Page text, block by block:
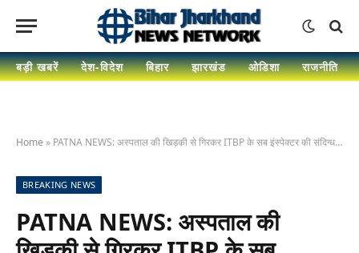
बड़ी खबरें देश-विदेश बिहार झारखंड ओडिशा राजनीति
Home » PATNA NEWS: अस्पताल की खिड़की से गिरकर ITBP के सब इंस्पेक्टर की संदिग्ध मौत, जांच में जुटी पुलिस
BREAKING NEWS
PATNA NEWS: अस्पताल की